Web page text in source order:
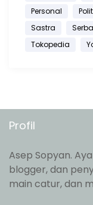
Personal
Sastra
Tokopedia
Profil
Asep Sopyan.
blogger, dan
main catur, dan